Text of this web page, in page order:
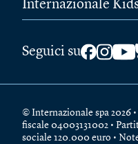
Internazionale
Seguici su
© Internazionale spa 2026
fiscale 04003131002 •
sociale 120.000 euro •